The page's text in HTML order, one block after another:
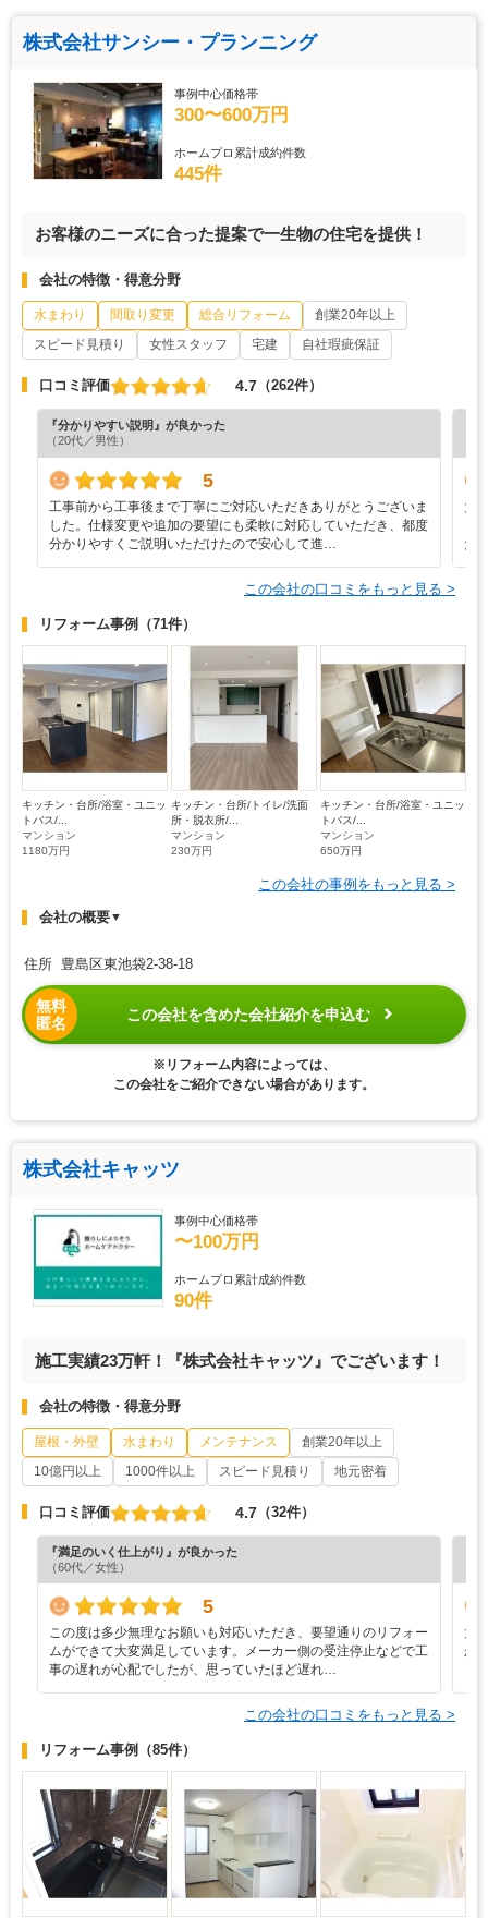
株式会社サンシー・プランニング
事例中心価格帯
300〜600万円
ホームプロ累計成約件数
445件
お客様のニーズに合った提案で一生物の住宅を提供！
会社の特徴・得意分野
水まわり 間取り変更 総合リフォーム
創業20年以上
スピード見積り
女性スタッフ 宅建 自社瑕疵保証
口コミ評価 4.7 （262件）
『分かりやすい説明』が良かった
（20代／男性）
5
工事前から工事後まで丁寧にご対応いただきありがとうございま
した。仕様変更や追加の要望にも柔軟に対応していただき、都度
分かりやすくご説明いただけたので安心して進…
大
た
この会社の口コミをもっと見る >
リフォーム事例 （71件）
キッチン・台所/浴室・ユニッ
トバス/...
マンション
1180万円
キッチン・台所/トイレ/洗面
所・脱衣所/...
マンション
230万円
キッチン・台所/浴室・ユニッ
トバス/...
マンション
650万円
この会社の事例をもっと見る >
会社の概要▼
住所 豊島区東池袋2-38-18
無料
匿名
この会社を含めた会社紹介を申込む
※リフォーム内容によっては、
この会社をご紹介できない場合があります。
株式会社キャッツ
事例中心価格帯
〜100万円
ホームプロ累計成約件数
90件
施工実績23万軒！『株式会社キャッツ』でございます！
会社の特徴・得意分野
屋根・外壁 水まわり メンテナンス
創業20年以上
10億円以上
1000件以上 スピード見積り 地元密着
口コミ評価 4.7 （32件）
『満足のいく仕上がり』が良かった
（60代／女性）
5
この度は多少無理なお願いも対応いただき、要望通りのリフォー
ムができて大変満足しています。メーカー側の受注停止などで工
事の遅れが心配でしたが、思っていたほど遅れ…
大
か
この会社の口コミをもっと見る >
リフォーム事例 （85件）